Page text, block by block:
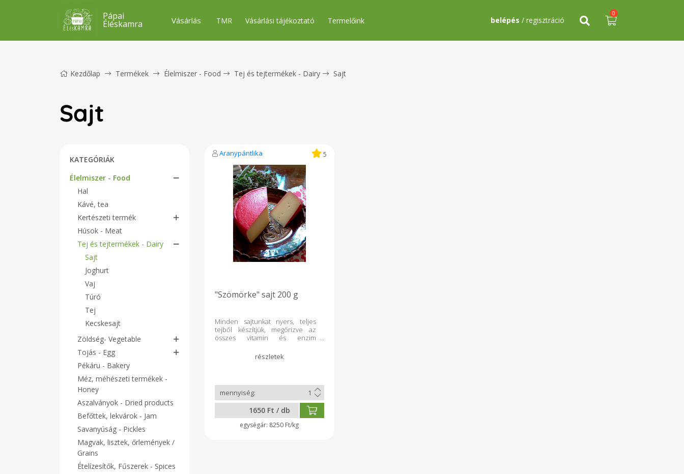
Pápai
Éléskamra Vásárlás TMR Vásárlási tájékoztató Termelőink belépés / regisztráció
0
Kezdőlap Termékek Élelmiszer - Food Tej és tejtermékek - Dairy Sajt
Sajt
KATEGÓRIÁK
Élelmiszer - Food
Hal
Kávé, tea
Kertészeti termék
Húsok - Meat
Tej és tejtermékek - Dairy
Sajt
Joghurt
Vaj
Túró
Tej
Kecskesajt
Zöldség- Vegetable
Tojás - Egg
Pékáru - Bakery
Méz, méhészeti termékek -
Honey
Aszalványok - Dried products
Befőttek, lekvárok - Jam
Savanyúság - Pickles
Magvak, lisztek, őrlemények /
Grains
Ételízesítők, Fűszerek - Spices
Aranypántlika 5
"Szömörke" sajt 200 g
Minden sajtunkat nyers, teljes
tejből készítjük, megőrizve az
összes vitamin és enzim
termékek, ezért
laktózérzékenyek is
kemény sajt (a viasz réteget
vékonyan levágva lehet
eltávolítani). Minimum 2 hónap
érlelés után értékesítjük.
Reszelve adja ki legjobban az
ízét. Szépen piruló fajta.
1650 Ft / db
8250 Ft/kg